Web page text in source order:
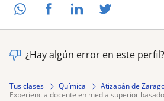
¿Hay algún error en este perfil?
Tus clases Química
Atizapán de
experiencia docente en media superior